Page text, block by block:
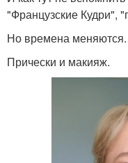
"Французские Кудри",
Но времена
Прически и макияж.